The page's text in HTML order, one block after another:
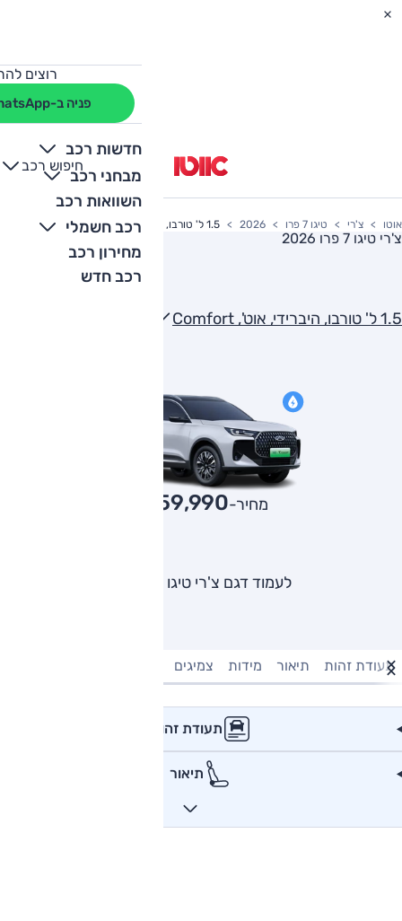
רוצים
פניה ב-WhatsApp
חדשות רכב
מבחני רכב
השוואות רכב
רכב חשמלי
מחירון רכב
רכב חדש
חיפוש רכב
+
-
אוטו צ'רי טיגו 7 פרו 2026 1.5 ל' טורבו, היברידי, אוט', Comfort
צ'רי טיגו 7 פרו 2026
1.5 ל' טורבו, היברידי, אוט', Comfort
מחיר-₪159,990
לעמוד דגם צ'רי טיגו 7 פרו
תעודת זהות תיאור מידות צמיגים
תעודת זהות
תיאור